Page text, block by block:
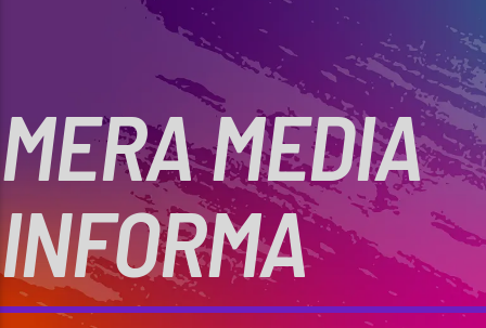
MERA MEDIA
INFORMA